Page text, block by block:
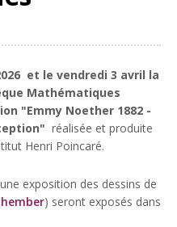
et le vendredi 3 avril la
Mathématiques
"Emmy Noether 1882 -
réalisée et produite
Henri Poincaré.
exposition des dessins de
) seront exposés dans